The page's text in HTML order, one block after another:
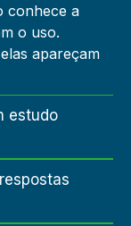
conhece a
o uso.
apareçam
estudo